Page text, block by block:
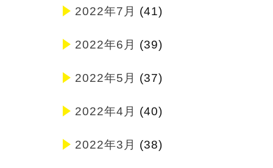
2022年7月 (41)
2022年6月 (39)
2022年5月 (37)
2022年4月 (40)
2022年3月 (38)